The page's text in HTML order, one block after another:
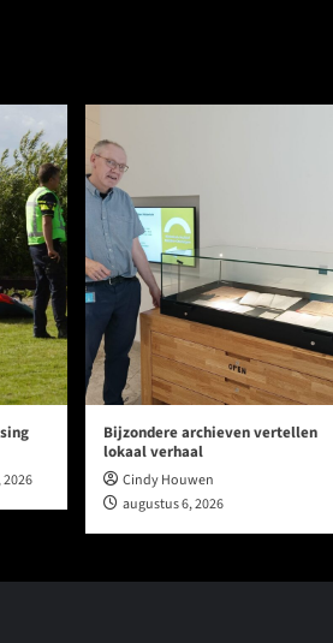
Bijzondere archieven vertellen
lokaal verhaal
Cindy Houwen
augustus 6, 2026